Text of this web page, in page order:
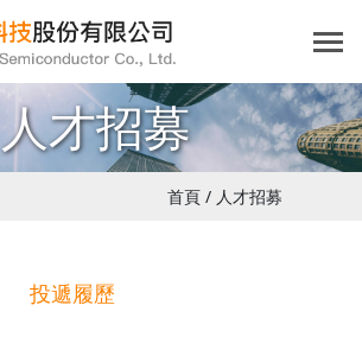
人才招募
首頁 / 人才招募
投遞履歷